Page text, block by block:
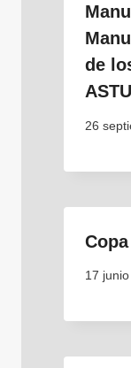
de
26
17